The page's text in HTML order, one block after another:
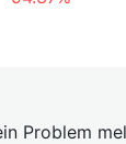
Problem